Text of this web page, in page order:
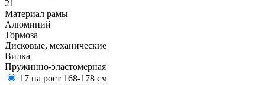
21
Материал рамы
Алюминий
Тормоза
Дисковые, механические
Вилка
Пружинно-эластомерная
17 на рост 168-178 см